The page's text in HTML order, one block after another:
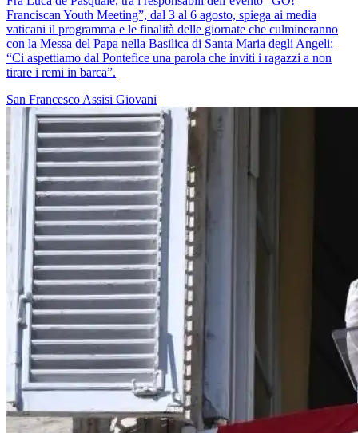
Franciscan Youth Meeting”, dal 3 al 6 agosto, spiega ai media
vaticani il programma e le finalità delle giornate che culmineranno
con la Messa del Papa nella Basilica di Santa Maria degli Angeli:
“Ci aspettiamo dal Pontefice una parola che inviti i ragazzi a non
tirare i remi in barca”.
San Francesco Assisi Giovani